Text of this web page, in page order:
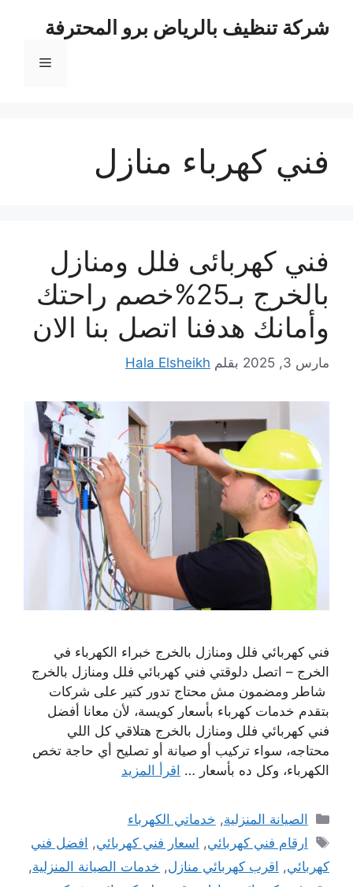
شركة تنظيف بالرياض برو المحترفة
القائمة
فني كهرباء منازل
فني كهربائى فلل ومنازل
بالخرج بـ25%خصم راحتك
وأمانك هدفنا اتصل بنا الان
مارس 3, 2025 بقلم Hala Elsheikh
فني كهربائي فلل ومنازل بالخرج خبراء الكهرباء في
الخرج – اتصل دلوقتي فني كهربائي فلل ومنازل بالخرج
شاطر ومضمون مش محتاج تدور كتير على شركات
بتقدم خدمات كهرباء بأسعار كويسة، لأن معانا أفضل
فني كهربائي فلل ومنازل بالخرج هتلاقي كل اللي
محتاجه، سواء تركيب أو صيانة أو تصليح أي حاجة تخص
الكهرباء، وكل ده بأسعار … اقرأ المزيد
التصنيفات
الصيانة المنزلية, خدماتي الكهرباء
الوسوم
ارقام فني كهربائي, اسعار فني كهربائي, افضل فني
كهربائي, اقرب كهربائي منازل, خدمات الصيانة المنزلية,